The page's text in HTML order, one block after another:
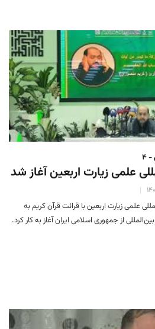
۴
علمی زیارت اربعین آغاز شد
علمی زیارت اربعین با قرائت قرآن کریم به
از جمهوری اسلامی ایران آغاز به کار کرد.